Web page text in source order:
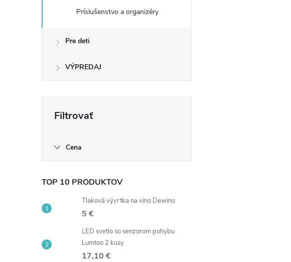
Príslušenstvo a organizéry
Pre deti
VÝPREDAJ
Cena
TOP 10 PRODUKTOV
Tlaková vývrtka na víno Dewino
5 €
LED svetlo so senzorom pohybu
Lumtoo 2 kusy
17,10 €